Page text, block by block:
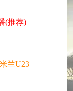
(推荐)
兰U23